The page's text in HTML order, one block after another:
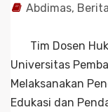
Abdimas, Berita
Tim Dosen
Universitas
Melaksanakan
Edukasi dan